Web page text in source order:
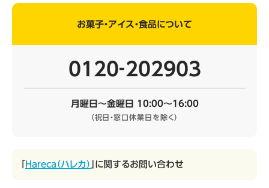
お菓子・アイス・食品について
0120‐202903
月曜日～金曜日 10:00～16:00
（祝日・窓口休業日を除く）
Hareca（ハレカ） 」に関するお問い合わせ